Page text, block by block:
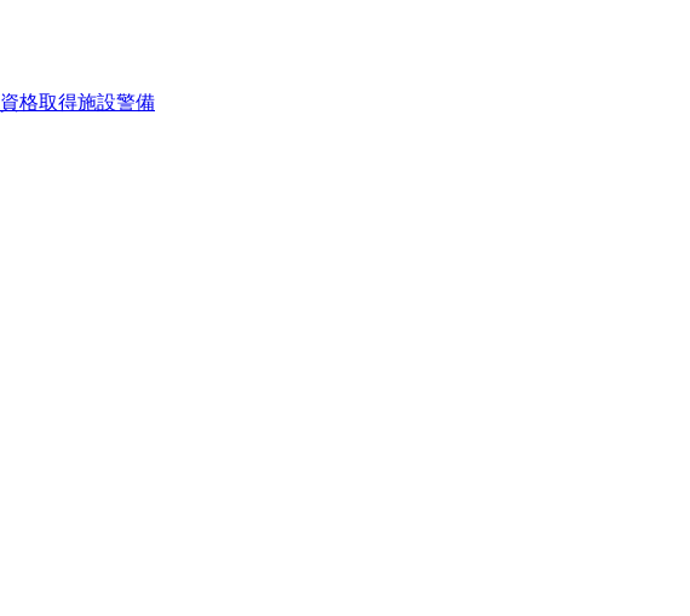
資格取得施設警備